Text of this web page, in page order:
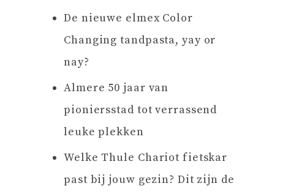
De nieuwe elmex Color
Changing tandpasta, yay or
nay?
Almere 50 jaar van
pioniersstad tot verrassend
leuke plekken
Welke Thule Chariot fietskar
past bij jouw gezin? Dit zijn de